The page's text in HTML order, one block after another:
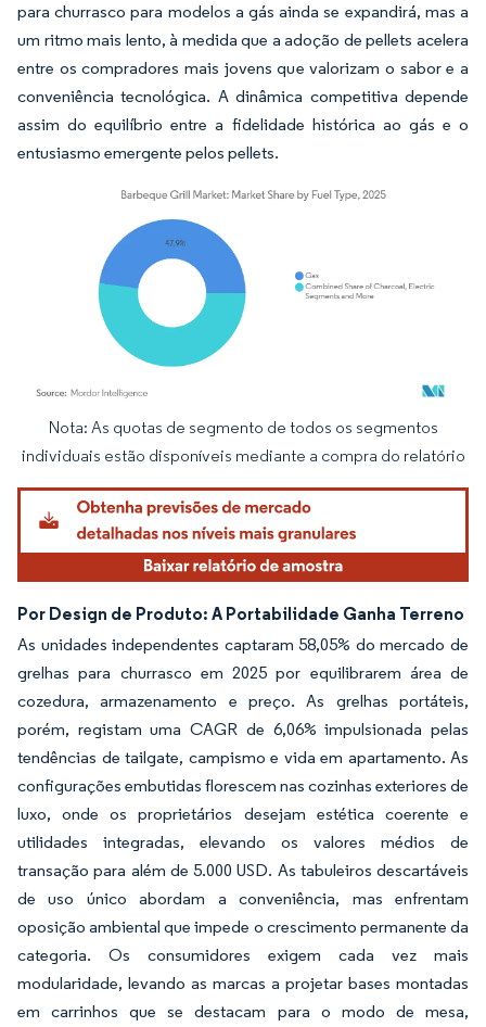
para churrasco para modelos a gás ainda se expandirá, mas a
um ritmo mais lento, à medida que a adoção de pellets acelera
entre os compradores mais jovens que valorizam o sabor e a
conveniência tecnológica. A dinâmica competitiva depende
assim do equilíbrio entre a fidelidade histórica ao gás e o
entusiasmo emergente pelos pellets.
Imagem © Mordor Intelligence. O reuso requer atribuição conforme CC BY 4.0.
Nota: As quotas de segmento de todos os segmentos
individuais estão disponíveis mediante a compra do relatório
Por Design de Produto: A Portabilidade Ganha Terreno
As unidades independentes captaram 58,05% do mercado de
grelhas para churrasco em 2025 por equilibrarem área de
cozedura, armazenamento e preço. As grelhas portáteis,
porém, registam uma CAGR de 6,06% impulsionada pelas
tendências de tailgate, campismo e vida em apartamento. As
configurações embutidas florescem nas cozinhas exteriores de
luxo, onde os proprietários desejam estética coerente e
utilidades integradas, elevando os valores médios de
transação para além de 5.000 USD. As tabuleiros descartáveis
de uso único abordam a conveniência, mas enfrentam
oposição ambiental que impede o crescimento permanente da
categoria. Os consumidores exigem cada vez mais
modularidade, levando as marcas a projetar bases montadas
em carrinhos que se destacam para o modo de mesa,